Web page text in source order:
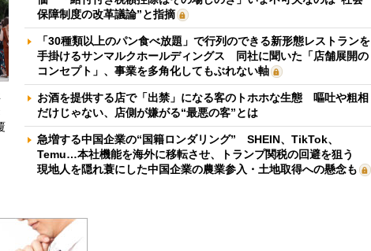
保障制度の改革議論”と指摘
「30種類以上のパン食べ放題」で行列のできる新形態レストランを
手掛けるサンマルクホールディングス 同社に聞いた「店舗展開の
コンセプト」、事業を多角化してもぶれない軸
お酒を提供する店で「出禁」になる客のトホホな生態 嘔吐や粗相
だけじゃない、店側が嫌がる“最悪の客”とは
急増する中国企業の“国籍ロンダリング” SHEIN、TikTok、
Temu…本社機能を海外に移転させ、トランプ関税の回避を狙う
現地人を隠れ蓑にした中国企業の農業参入・土地取得への懸念も